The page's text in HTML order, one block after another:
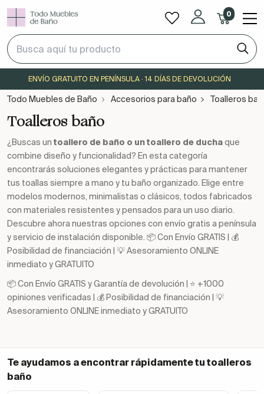
0
ENVÍO GRATUITO EN PENÍNSULA · 14 DÍAS DE DEVOLUCIÓN
Todo Muebles de Baño Accesorios para baño Toalleros
Toalleros baño
¿Buscas un toallero de baño o un toallero de duchaque
combine diseño y funcionalidad? En esta categoría
encontrarás soluciones elegantes y prácticas para mantener
tus toallas siempre a mano y tu baño organizado. Elige entre
modelos modernos, minimalistas o clásicos, todos fabricados
con materiales resistentes y pensados para un uso diario.
Descubre ahora nuestras opciones con envío gratis a península
y servicio de instalación disponible. 📦 Con Envío GRATIS | 💰
Posibilidad de financiación | 💡 Asesoramiento ONLINE
inmediato y GRATUITO
📦 Con Envío GRATIS y Garantía de devolución | ⭐ +1000
opiniones verificadas | 💰 Posibilidad de financiación | 💡
Asesoramiento ONLINE inmediato y GRATUITO
Te ayudamos a encontrar rápidamente tu toalleros
baño